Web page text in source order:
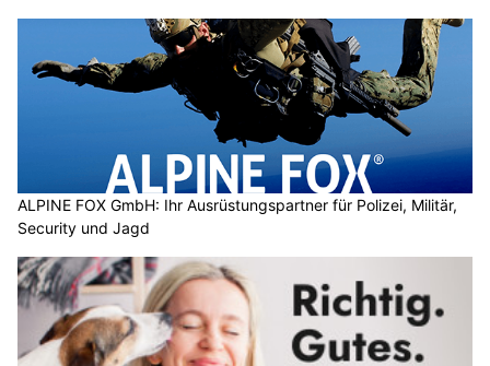
ALPINE FOX GmbH: Ihr Ausrüstungspartner für Polizei, Militär,
Security und Jagd